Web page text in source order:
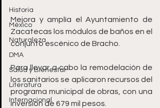
Historia
México
Naturaleza
DMA
Salud y Bienestar
Literatura
Internacional
Mejora y amplía el Ayuntamiento de
Zacatecas los módulos de baños en el
conjunto escénico de Bracho.
Para llevar a cabo la remodelación de
los sanitarios se aplicaron recursos del
programa municipal de obras, con una
inversión de 679 mil pesos.